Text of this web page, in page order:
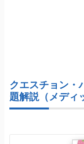
クエスチョン・
題解説（メディ